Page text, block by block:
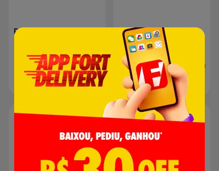
R$ 1,79
Adicionar
R$ 1,79
Adicionar
Suco Pronto Maguary